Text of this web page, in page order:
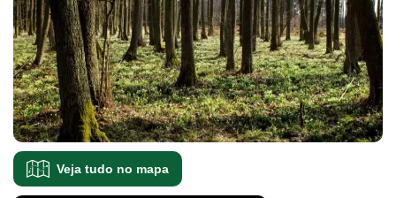
Veja tudo no mapa